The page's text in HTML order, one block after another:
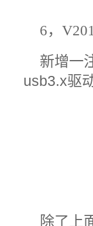
6，
新增一
usb3.x驱动
除了上